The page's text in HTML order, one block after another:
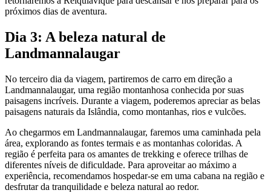
próximos dias de aventura.
Dia 3: A beleza natural de
Landmannalaugar
No terceiro dia da viagem, partiremos de carro em direção a
Landmannalaugar, uma região montanhosa conhecida por suas
paisagens incríveis. Durante a viagem, poderemos apreciar as belas
paisagens naturais da Islândia, como montanhas, rios e vulcões.
Ao chegarmos em Landmannalaugar, faremos uma caminhada pela
área, explorando as fontes termais e as montanhas coloridas. A
região é perfeita para os amantes de trekking e oferece trilhas de
diferentes níveis de dificuldade. Para aproveitar ao máximo a
experiência, recomendamos hospedar-se em uma cabana na região e
desfrutar da tranquilidade e beleza natural ao redor.